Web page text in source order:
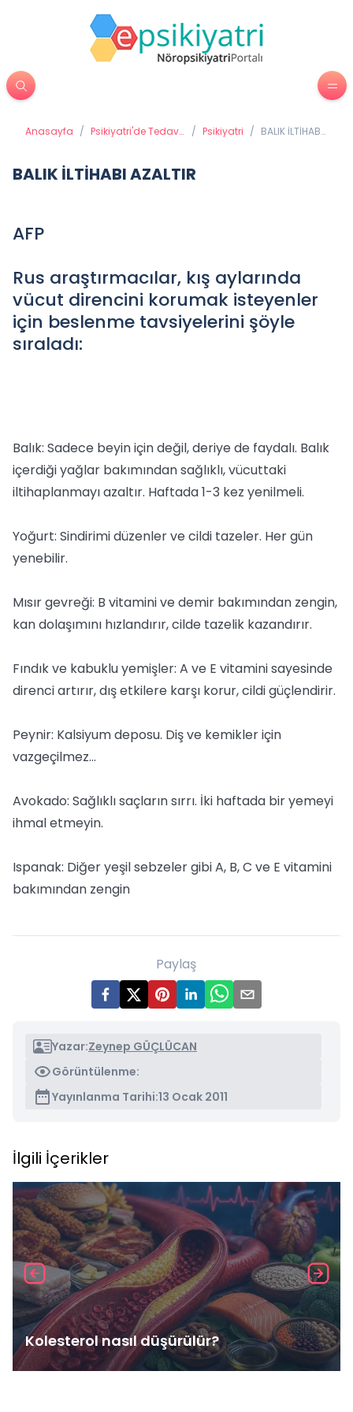
Anasayfa / Psikiyatri'de Tedavi
/ Psikiyatri / BALIK İLTİHABI
BALIK İLTİHABI AZALTIR
AFP
Rus araştırmacılar, kış aylarında
vücut direncini korumak isteyenler
için beslenme tavsiyelerini şöyle
sıraladı:
Balık: Sadece beyin için değil, deriye de faydalı. Balık
içerdiği yağlar bakımından sağlıklı, vücuttaki
iltihaplanmayı azaltır. Haftada 1-3 kez yenilmeli.
Yoğurt: Sindirimi düzenler ve cildi tazeler. Her gün
yenebilir.
Mısır gevreği: B vitamini ve demir bakımından zengin,
kan dolaşımını hızlandırır, cilde tazelik kazandırır.
Fındık ve kabuklu yemişler: A ve E vitamini sayesinde
direnci artırır, dış etkilere karşı korur, cildi güçlendirir.
Peynir: Kalsiyum deposu. Diş ve kemikler için
vazgeçilmez...
Avokado: Sağlıklı saçların sırrı. İki haftada bir yemeyi
ihmal etmeyin.
Ispanak: Diğer yeşil sebzeler gibi A, B, C ve E vitamini
bakımından zengin
Paylaş
Yazar:Zeynep GÜÇLÜCAN
Görüntülenme:
Yayınlanma Tarihi:13 Ocak 2011
İlgili İçerikler
Kolesterol nasıl düşürülür?